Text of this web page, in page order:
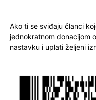
Ako ti se sviđaju članci
jednokratnom donacijom
nastavku i uplati željeni